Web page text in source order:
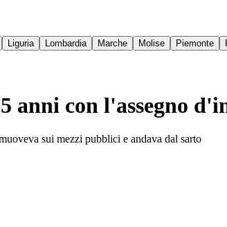
Liguria Lombardia Marche Molise Piemonte
anni con l'assegno
sui mezzi pubblici e andava dal sarto